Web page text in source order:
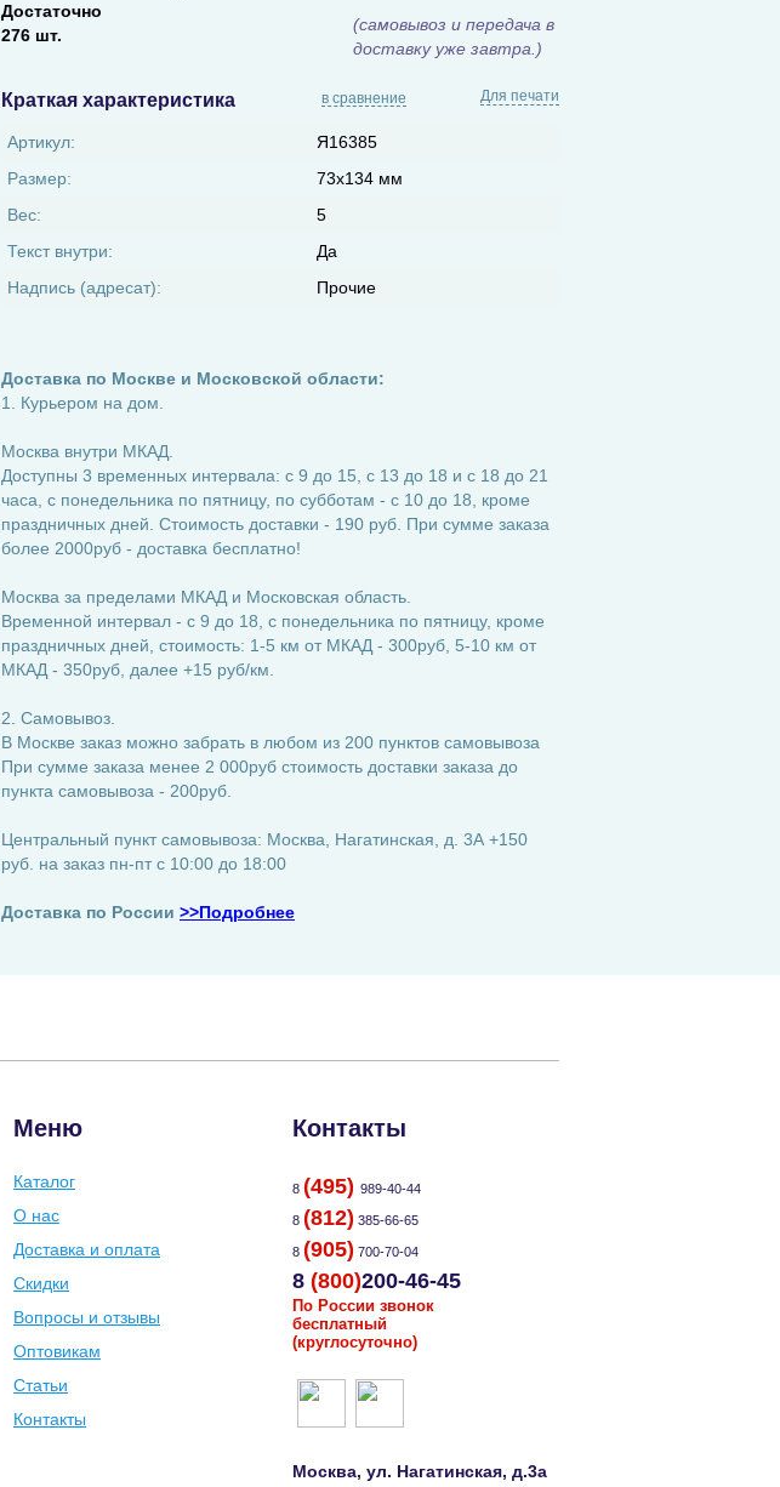
Достаточно
276 шт.
(самовывоз и передача в
доставку уже завтра.)
Краткая характеристика Для печати
в сравнение
Артикул:
Я16385
Размер:
73x134 мм
Вес:
5
Текст внутри:
Да
Надпись (адресат):
Прочие
Доставка по Москве и Московской области:
1. Курьером на дом.
Москва внутри МКАД.
Доступны 3 временных интервала: с 9 до 15, с 13 до 18 и с 18 до 21
часа, с понедельника по пятницу, по субботам - с 10 до 18, кроме
праздничных дней. Стоимость доставки - 190 руб. При сумме заказа
более 2000руб - доставка бесплатно!
Москва за пределами МКАД и Московская область.
Временной интервал - с 9 до 18, с понедельника по пятницу, кроме
праздничных дней, стоимость: 1-5 км от МКАД - 300руб, 5-10 км от
МКАД - 350руб, далее +15 руб/км.
2. Самовывоз.
В Москве заказ можно забрать в любом из 200 пунктов самовывоза
При сумме заказа менее 2 000руб стоимость доставки заказа до
пункта самовывоза - 200руб.
Центральный пункт самовывоза: Москва, Нагатинская, д. 3А +150
руб. на заказ пн-пт с 10:00 до 18:00
Доставка по России >>Подробнее
Меню
Каталог
О нас
Доставка и оплата
Скидки
Вопросы и отзывы
Оптовикам
Статьи
Контакты
Контакты
8 (495) 989-40-44
8 (812) 385-66-65
8 (905) 700-70-04
8 (800)200-46-45
По России звонок
бесплатный
(круглосуточно)
Москва, ул. Нагатинская, д.3а